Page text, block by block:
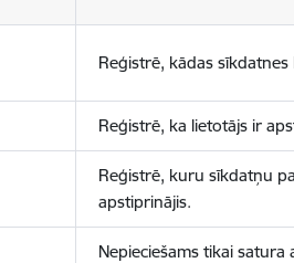
Reģistrē, kādas
Reģistrē, ka lietotājs ir
Reģistrē, kuru sīkdatņu
apstiprinājis.
Nepieciešams tikai